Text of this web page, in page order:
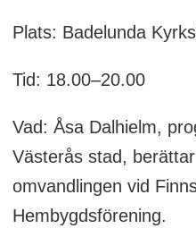
Plats: Badelunda
Tid: 18.00–20.00
Vad: Åsa Dalhielm,
Västerås stad,
omvandlingen vid
Hembygdsförening.